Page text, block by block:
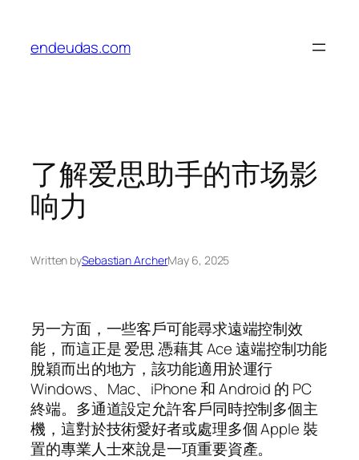
content
endeudas.com
了解爱思助手的市场影
响力
Written bySebastian ArcherMay 6, 2025
另一方面，一些客戶可能尋求遠端控制效
能，而這正是 爱思 憑藉其 Ace 遠端控制功能
脫穎而出的地方，該功能適用於運行
Windows、Mac、iPhone 和 Android 的 PC
終端。多通道設定允許客戶同時控制多個主
機，這對於技術愛好者或處理多個 Apple 裝
置的專業人士來說是一項重要資產。